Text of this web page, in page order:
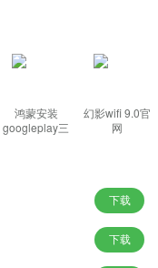
技术实现方式，按需要
速度怎么也不可能和程
不同用途、不同操作系
帮助用户完成各种情况
鸿蒙安装
googleplay三
幻影wifi 9.0官
网
下载
下载